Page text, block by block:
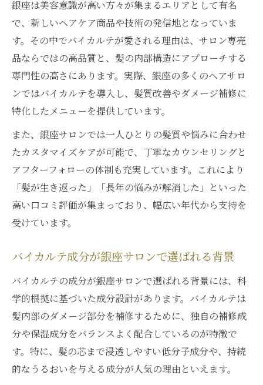
銀座は美容意識が高い方々が集まるエリアとして有名
で、新しいヘアケア商品や技術の発信地となっていま
す。その中でバイカルテが愛される理由は、サロン専売
品ならではの高品質と、髪の内部構造にアプローチする
専門性の高さにあります。実際、銀座の多くのヘアサロ
ンではバイカルテを導入し、髪質改善やダメージ補修に
特化したメニューを提供しています。
また、銀座サロンでは一人ひとりの髪質や悩みに合わせ
たカスタマイズケアが可能で、丁寧なカウンセリングと
アフターフォローの体制も充実しています。これにより
「髪が生き返った」「長年の悩みが解消した」といった
高い口コミ評価が集まっており、幅広い年代から支持を
受けています。
バイカルテ成分が銀座サロンで選ばれる背景
バイカルテの成分が銀座サロンで選ばれる背景には、科
学的根拠に基づいた成分設計があります。バイカルテは
髪内部のダメージ部分を補修するために、独自の補修成
分や保湿成分をバランスよく配合しているのが特徴で
す。特に、髪の芯まで浸透しやすい低分子成分や、持続
的なうるおいを与える成分が人気の理由といえます。